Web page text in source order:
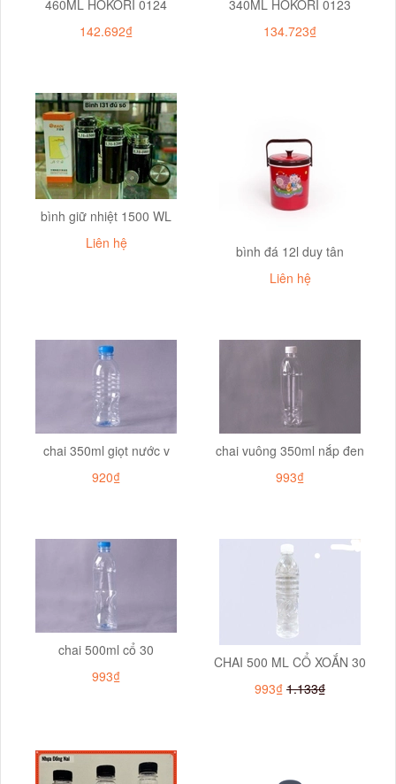
460ML HOKORI 0124
142.692₫
340ML HOKORI 0123
134.723₫
bình giữ nhiệt 1500 WL
Liên hệ
bình đá 12l duy tân
Liên hệ
chai 350ml giọt nước v
920₫
chai vuông 350ml nắp đen
993₫
chai 500ml cổ 30
993₫
CHAI 500 ML CỔ XOẮN 30
993₫ 1.133₫